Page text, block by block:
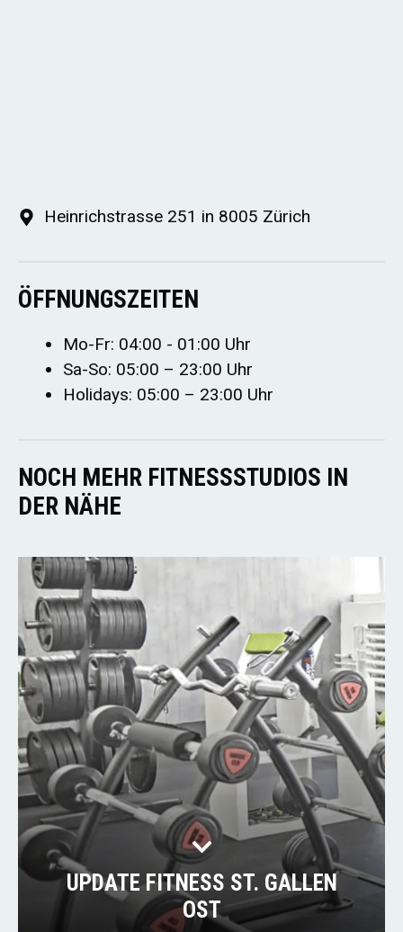
Heinrichstrasse 251 in 8005 Zürich
ÖFFNUNGSZEITEN
Mo-Fr: 04:00 - 01:00 Uhr
Sa-So: 05:00 – 23:00 Uhr
Holidays: 05:00 – 23:00 Uhr
NOCH MEHR FITNESSSTUDIOS IN
DER NÄHE
UPDATE FITNESS ST. GALLEN
OST